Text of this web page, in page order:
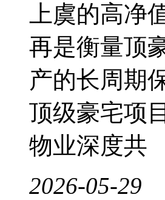
上虞的高净
再是衡量顶
产的长周
顶级豪宅项
物业深度共
2026-05-29